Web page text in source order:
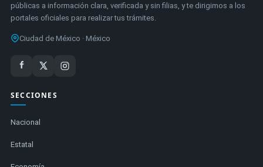
públicas a información clara, verificada y sin filias, y te dirigimos a los
portales oficiales para realizar tus trámites.
Ciudad de México · México
SECCIONES
Nacional
Estatal